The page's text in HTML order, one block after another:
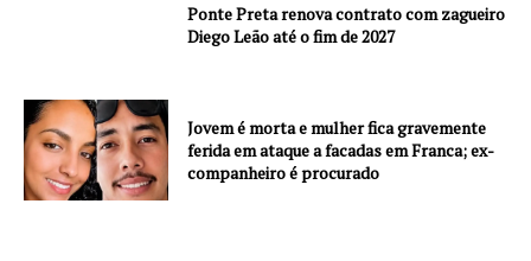
Ponte Preta renova contrato com zagueiro
Diego Leão até o fim de 2027
Jovem é morta e mulher fica gravemente
ferida em ataque a facadas em Franca; ex-
companheiro é procurado